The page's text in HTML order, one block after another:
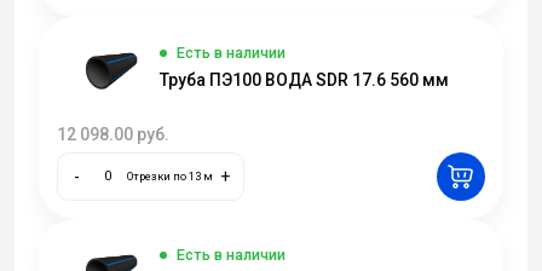
Есть в наличии
Труба ПЭ100 ВОДА SDR 17.6 560 мм
12 098.00 руб.
- Отрезки по 13 м +
Есть в наличии